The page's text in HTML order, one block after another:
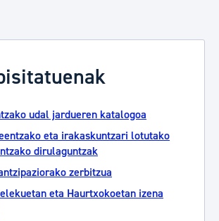
udal jardueren katalogoa
eta irakaskuntzari lotutako
dirulaguntzak
zerbitzua
eta Haurtxokoetan izena